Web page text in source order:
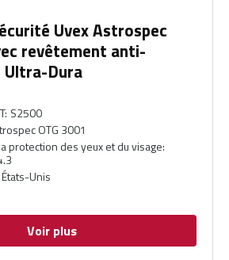
Uvex Astrospec
revêtement anti-
Dura
: S2500
OTG 3001
protection des yeux et du visage:
États-Unis
Voir plus